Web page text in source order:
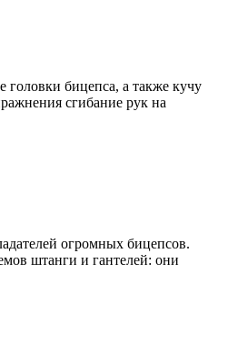
головки бицепса, а также кучу
сгибание рук на
огромных бицепсов.
штанги и гантелей: они